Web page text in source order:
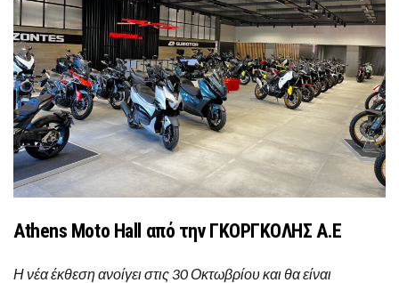
Athens Moto Hall από την ΓΚΟΡΓΚΟΛΗΣ Α.Ε
Η νέα έκθεση ανοίγει στις 30 Οκτωβρίου και θα είναι